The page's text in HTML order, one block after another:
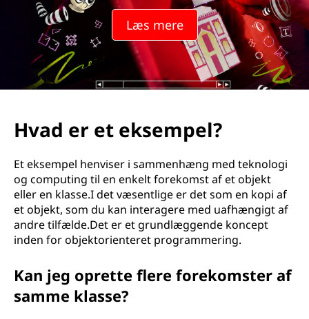
n
Læs mere
Hvad er et eksempel?
Et eksempel henviser i sammenhæng med teknologi
og computing til en enkelt forekomst af et objekt
eller en klasse.I det væsentlige er det som en kopi af
et objekt, som du kan interagere med uafhængigt af
andre tilfælde.Det er et grundlæggende koncept
inden for objektorienteret programmering.
Kan jeg oprette flere forekomster af
samme klasse?